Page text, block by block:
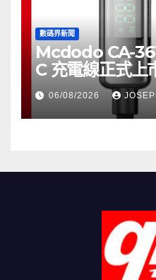
數碼界新聞
Mcdodo CA-
C 充電線正式上
06/08/2026